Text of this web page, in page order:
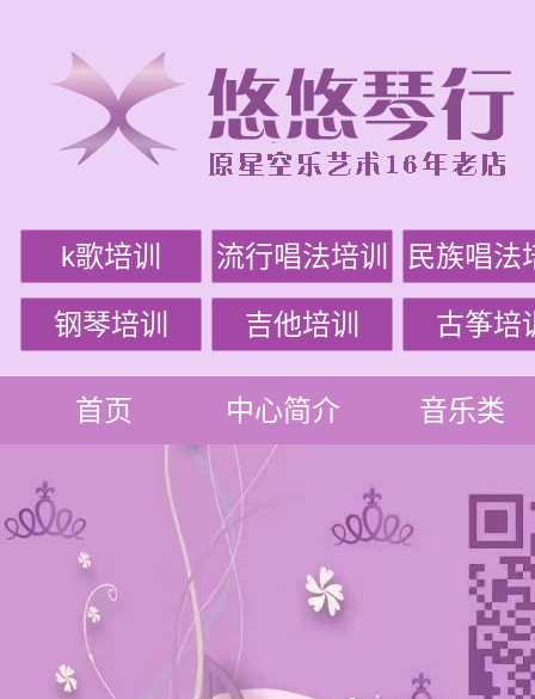
k歌培训 流行唱法培训 民族唱法
钢琴培训 吉他培训 古筝培
首页 中心简介 音乐类